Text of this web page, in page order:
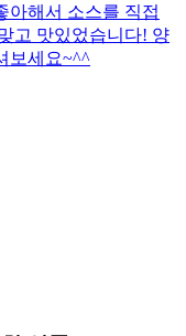
아해서 소스를 직접
고 맛있었습니다! 양
보세요~^^